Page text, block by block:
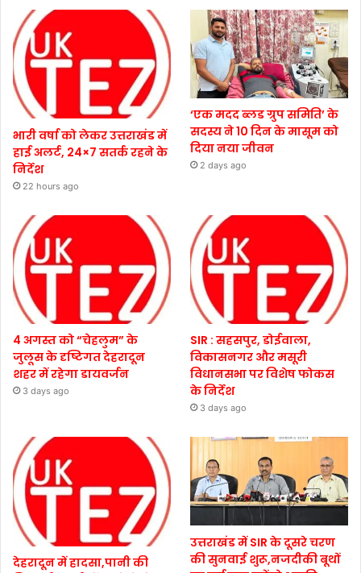
भारी वर्षा को लेकर उत्तराखंड में
हाई अलर्ट, 24×7 सतर्क रहने के
निर्देश
22 hours ago
‘एक मदद ब्लड ग्रुप समिति’ के
सदस्य ने 10 दिन के मासूम को
दिया नया जीवन
2 days ago
4 अगस्त को “चेहलुम” के
जुलूस के दृष्टिगत देहरादून
शहर में रहेगा डायवर्जन
3 days ago
SIR : सहसपुर, डोईवाला,
विकासनगर और मसूरी
विधानसभा पर विशेष फोकस
के निर्देश
3 days ago
देहरादून में हादसा,पानी की
उत्तराखंड में SIR के दूसरे चरण
की सुनवाई शुरू,नजदीकी बूथों